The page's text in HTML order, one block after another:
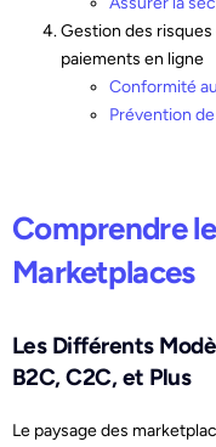
Gestion des
paiements en ligne
Conformité
Prévention
Comprendre
Marketplaces
Les Différents
B2C, C2C, et Plus
Le paysage des